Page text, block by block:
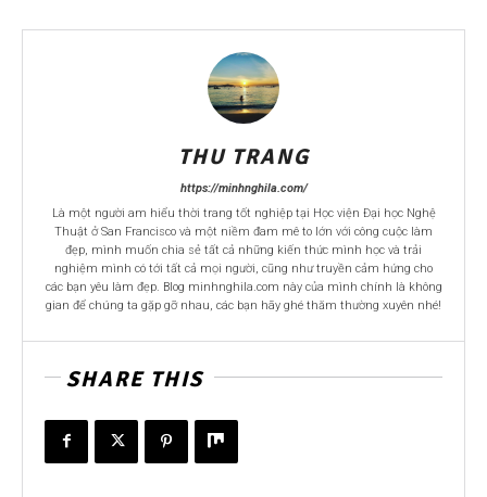
THU TRANG
https://minhnghila.com/
Là một người am hiểu thời trang tốt nghiệp tại Học viện Đại học Nghệ
Thuật ở San Francisco và một niềm đam mê to lớn với công cuộc làm
đẹp, mình muốn chia sẻ tất cả những kiến thức mình học và trải
nghiệm mình có tới tất cả mọi người, cũng như truyền cảm hứng cho
các bạn yêu làm đẹp. Blog minhnghila.com này của mình chính là không
gian để chúng ta gặp gỡ nhau, các bạn hãy ghé thăm thường xuyên nhé!
SHARE THIS